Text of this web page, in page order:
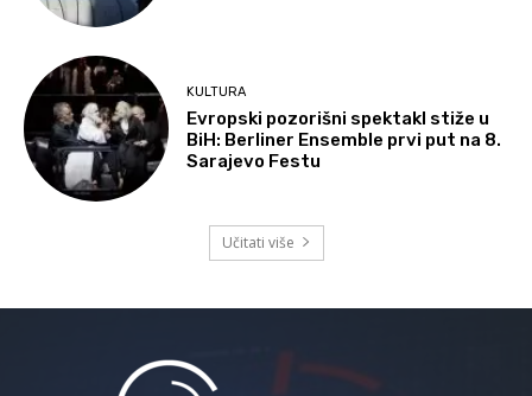
KULTURA
Evropski pozorišni spektakl stiže u
BiH: Berliner Ensemble prvi put na 8.
Sarajevo Festu
Učitati više